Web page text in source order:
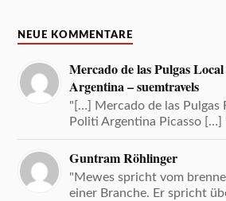
NEUE KOMMENTARE
Mercado de las Pulgas
Argentina – suemtravels
"[…] Mercado de las Pulgas
Politi Argentina Picasso […]
Guntram Röhlinger
"Mewes spricht vom
einer Branche. Er spricht